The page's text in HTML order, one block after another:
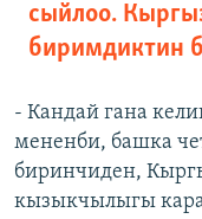
сыйлоо.
биримдиктин
- Кандай гана
мененби, башка
биринчиден,
кызыкчылыгы